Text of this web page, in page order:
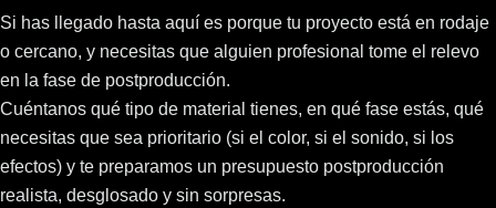
Si has llegado hasta aquí es porque tu proyecto está en rodaje
o cercano, y necesitas que alguien profesional tome el relevo
en la fase de postproducción.
Cuéntanos qué tipo de material tienes, en qué fase estás, qué
necesitas que sea prioritario (si el color, si el sonido, si los
efectos) y te preparamos un presupuesto postproducción
realista, desglosado y sin sorpresas.